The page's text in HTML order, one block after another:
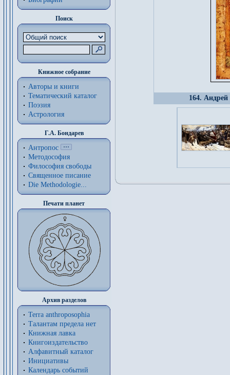
Поиск
Книжное собрание
Авторы и книги
Тематический каталог
Поэзия
Астрология
Г.А. Бондарев
Антропос
Методософия
Философия cвободы
Священное писание
Die Methodologie...
Печати планет
Архив разделов
Terra anthroposophia
Талантам предела нет
Книжная лавка
Книгоиздательство
Алфавитный каталог
Инициативы
Календарь событий
164.